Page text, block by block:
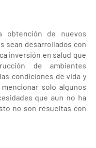
de nuevos
sean desarrollados con
inversión en salud que
de ambientes
condiciones de vida y
solo algunos
que aun no ha
no son resueltas con